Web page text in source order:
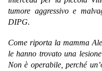
tumore aggressivo e
DIPG.
Come riporta la mamma
le hanno trovato una
Non è operabile, perché